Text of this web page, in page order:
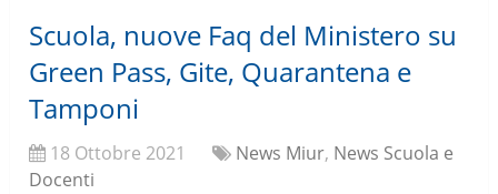
Scuola, nuove Faq del Ministero su
Green Pass, Gite, Quarantena e
Tamponi
18 Ottobre 2021 News Miur, News Scuola e
Docenti